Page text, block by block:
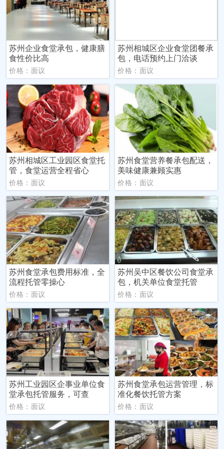
苏州企业食堂承包，健康膳
食性价比高
价格：面议
苏州相城区企业食堂团餐承
包，电话预约上门洽谈
价格：面议
苏州相城区工业园区食堂托
管，食堂运营全程省心
价格：面议
苏州食堂营养餐承包配送，
美味健康兼顾实惠
价格：面议
苏州食堂承包费用标准，全
流程托管零操心
价格：面议
苏州吴中区餐饮公司食堂承
包，机关单位食堂托管
价格：面议
苏州工业园区企事业单位食
堂承包托管服务，可查
价格：面议
苏州食堂承包运营管理，标
准化餐饮托管方案
价格：面议